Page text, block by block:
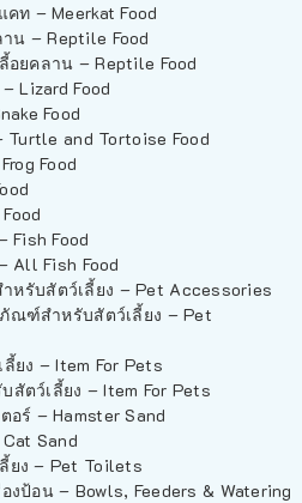
คท – Meerkat Food
น – Reptile Food
อยคลาน – Reptile Food
Lizard Food
Food
Turtle and Tortoise Food
Food
Fish Food
All Fish Food
รับสัตว์เลี้ยง – Pet Accessories
ณฑ์สำหรับสัตว์เลี้ยง – Pet
ยง – Item For Pets
สัตว์เลี้ยง – Item For Pets
อร์ – Hamster Sand
Sand
ยง – Pet Toilets
งป้อน – Bowls, Feeders & Watering